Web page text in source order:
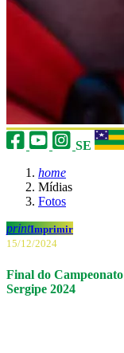
SE
home
Mídias
Fotos
printImprimir
15/12/2024
Final do
Sergipe 2024